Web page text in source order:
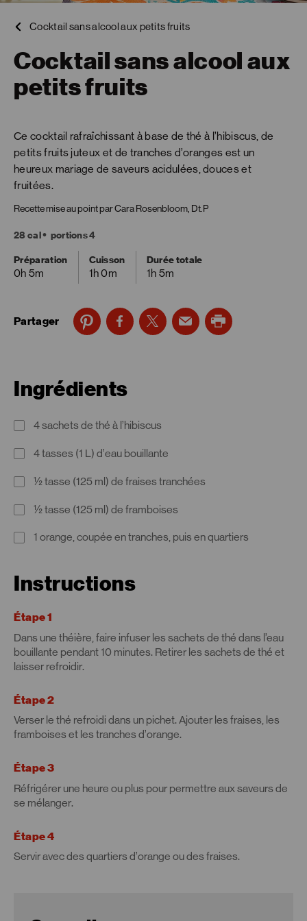
Cocktail sans alcool aux petits fruits
Cocktail sans alcool aux
petits fruits
Ce cocktail rafraîchissant à base de thé à l’hibiscus, de
petits fruits juteux et de tranches d’oranges est un
heureux mariage de saveurs acidulées, douces et
fruitées.
Recette mise au point par Cara Rosenbloom, Dt.P
28 cal
portions 4
Préparation
0h 5m
Cuisson
1h 0m
Durée totale
1h 5m
Partager
Ingrédients
4 sachets de thé à l’hibiscus
4 tasses (1 L) d’eau bouillante
½ tasse (125 ml) de fraises tranchées
½ tasse (125 ml) de framboises
1 orange, coupée en tranches, puis en quartiers
Instructions
Étape 1
Dans une théière, faire infuser les sachets de thé dans l’eau
bouillante pendant 10 minutes. Retirer les sachets de thé et
laisser refroidir.
Étape 2
Verser le thé refroidi dans un pichet. Ajouter les fraises, les
framboises et les tranches d’orange.
Étape 3
Réfrigérer une heure ou plus pour permettre aux saveurs de
se mélanger.
Étape 4
Servir avec des quartiers d’orange ou des fraises.